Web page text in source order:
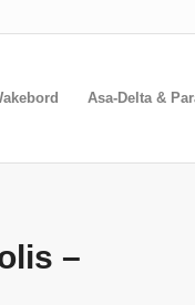
Asa-Delta &
–